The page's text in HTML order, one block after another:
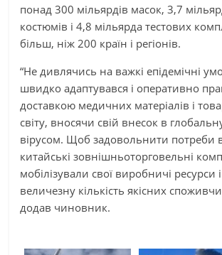
понад 300 мільярдів масок, 3,7
костюмів і 4,8 мільярда тестових
більш, ніж 200 країн і регіонів.
“Не дивлячись на важкі епідемічні
швидко адаптувався і оперативно
доставкою медичних матеріалів і
світу, вносячи свій внесок в
вірусом. Щоб задовольнити потреби в
китайські зовнішньоторговельні
мобілізували свої виробничі ресурси
величезну кількість якісних
додав чиновник.